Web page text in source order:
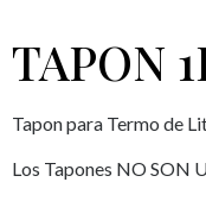
TAPON
Tapon para Termo de
Los Tapones NO SON